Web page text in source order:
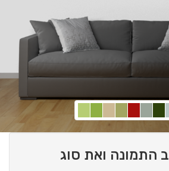
התמונה ואת סוג